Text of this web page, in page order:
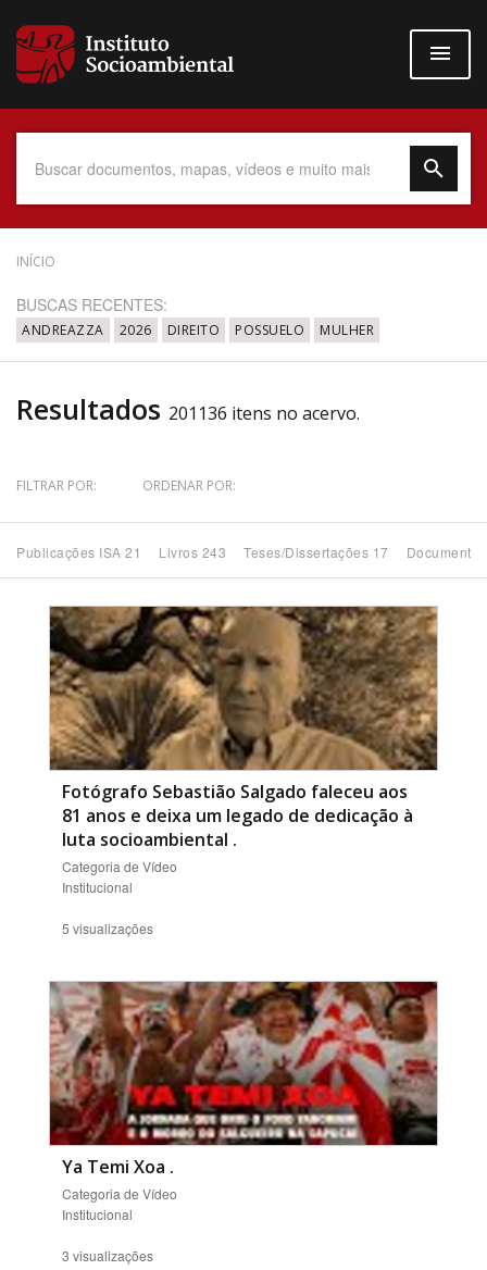
para
conteúdo
Data do Documento
Até
Povo Indígena
Subtema
Área de Levantamento
Área Protegida
INÍCIO
BUSCAS RECENTES:
ANDREAZZA 2026 DIREITO POSSUELO MULHER
Resultados 201136 itens no acervo.
FILTRAR POR: ORDENAR POR:
Publicações ISA 21 Livros 243 Teses/Dissertações 17
Fotógrafo Sebastião Salgado faleceu aos
81 anos e deixa um legado de dedicação à
luta socioambiental .
Categoria de Vídeo
Institucional
5 visualizações
Ya Temi Xoa .
Categoria de Vídeo
Institucional
3 visualizações